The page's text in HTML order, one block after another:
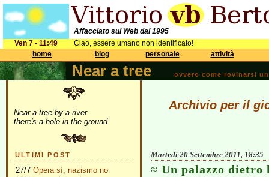
Affacciato sul Web dal 1995
Ven 7 - 11:49
Ciao, essere umano non identificato!
home
blog personale attività
Near a tree ovvero come rovinarsi
Near a tree by a river
there's a hole in the ground
ULTIMI POST
27/7 Opera sì, nazismo no
Archivio per il
Martedì 20 Settembre 2011, 18:35
Un palazzo dietro